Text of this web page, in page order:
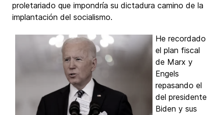
proletariado que impondría su dictadura camino de la
implantación del socialismo.
He recordado
el plan fiscal
de Marx y
Engels
repasando el
del presidente
Biden y sus